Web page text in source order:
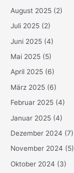
August 2025 (2)
Juli 2025 (2)
Juni 2025 (4)
Mai 2025 (5)
April 2025 (6)
März 2025 (6)
Februar 2025 (4)
Januar 2025 (4)
Dezember 2024 (7)
November 2024 (5)
Oktober 2024 (3)